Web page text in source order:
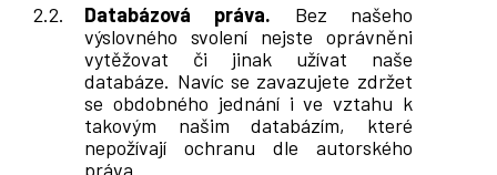
Databázová práva. Bez našeho
výslovného svolení nejste oprávněni
vytěžovat či jinak užívat naše
databáze. Navíc se zavazujete zdržet
se obdobného jednání i ve vztahu k
takovým našim databázím, které
nepožívají ochranu dle autorského
práva.